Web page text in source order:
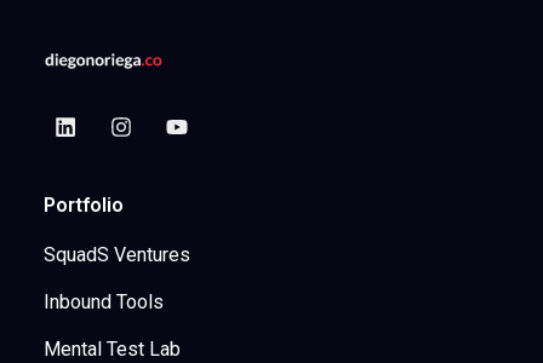
Portfolio
SquadS Ventures
Inbound Tools
Mental Test Lab